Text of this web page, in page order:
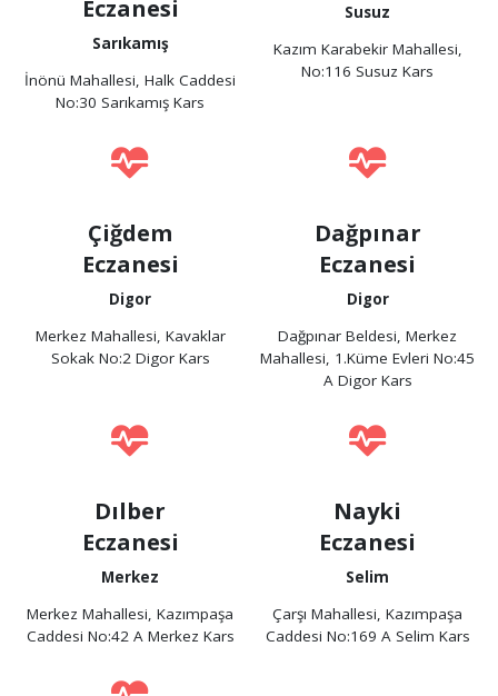
Eczanesi
Sarıkamış
İnönü Mahallesi, Halk Caddesi
No:30 Sarıkamış Kars
Susuz
Kazım Karabekir Mahallesi,
No:116 Susuz Kars
Çiğdem
Eczanesi
Digor
Merkez Mahallesi, Kavaklar
Sokak No:2 Digor Kars
Dağpınar
Eczanesi
Digor
Dağpınar Beldesi, Merkez
Mahallesi, 1.Küme Evleri No:45
A Digor Kars
Dılber
Eczanesi
Merkez
Merkez Mahallesi, Kazımpaşa
Caddesi No:42 A Merkez Kars
Nayki
Eczanesi
Selim
Çarşı Mahallesi, Kazımpaşa
Caddesi No:169 A Selim Kars